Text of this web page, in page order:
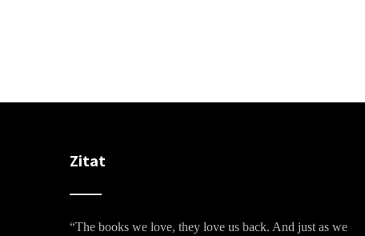
Zitat
“The books we love, they love us back. And just as we